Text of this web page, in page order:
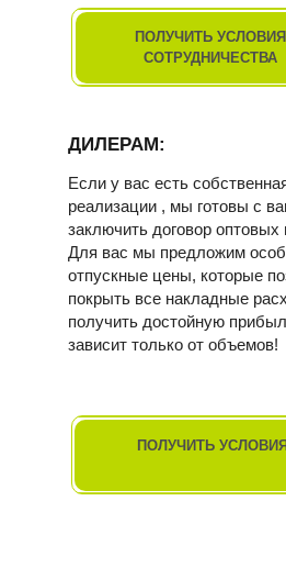
ПОЛУЧИТЬ УСЛОВИЯ
СОТРУДНИЧЕСТВА
Если у вас есть
реализации , мы готовы с
заключить договор оптовых
Для вас мы предложим
отпускные цены, которые
покрыть все накладные
получить достойную
зависит только от объемов!
ДИЛЕРАМ:
ПОЛУЧИТЬ УСЛОВИЯ